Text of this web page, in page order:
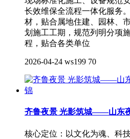
长效维保全流程一体化服务
材，贴合属地住建、园林、
划施工工期，规范列明分项
程，贴合各类单位
2026-04-24 ws199 70
齐鲁夜景 光影筑城——山东
核心定位：以文化为魂、科